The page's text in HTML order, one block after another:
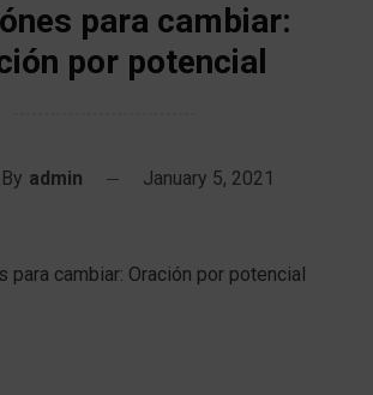
para cambiar:
por potencial
By admin January 5, 2021